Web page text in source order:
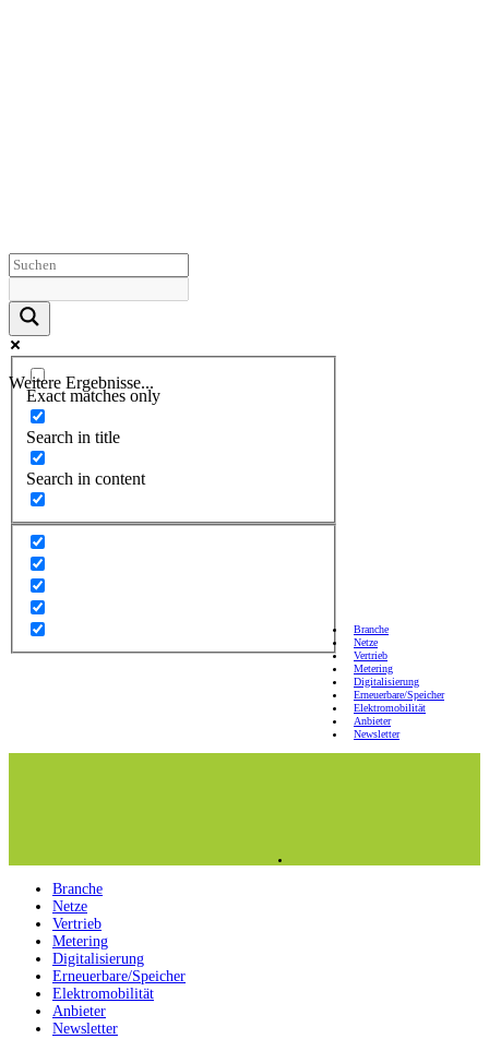
Weitere Ergebnisse...
Exact matches only
Search in title
Search in content
Branche
Netze
Vertrieb
Metering
Digitalisierung
Erneuerbare/Speicher
Elektromobilität
Anbieter
Newsletter
Branche
Netze
Vertrieb
Metering
Digitalisierung
Erneuerbare/Speicher
Elektromobilität
Anbieter
Newsletter